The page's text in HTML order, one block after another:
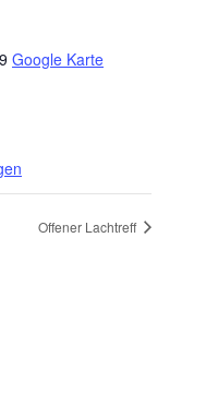
Google Karte
Offener Lachtreff